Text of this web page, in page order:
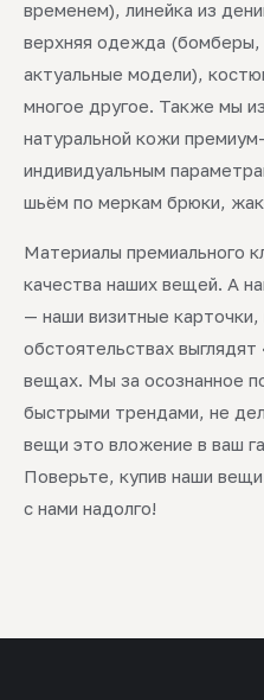
временем), линейка из
верхняя одежда
актуальные модели),
многое другое. Также мы
натуральной кожи
индивидуальным
шьём по меркам брюки,
Материалы премиального
качества наших вещей. А
— наши визитные
обстоятельствах выглядят
вещах. Мы за осознанное
быстрыми трендами, не
вещи это вложение в ваш
Поверьте, купив наши
с нами надолго!